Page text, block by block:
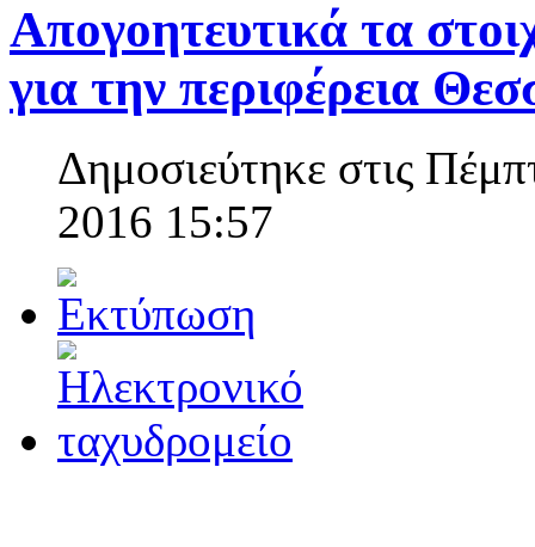
Απογοητευτικά τα
για την περιφέρεια
Δημοσιεύτηκε στις
2016 15:57